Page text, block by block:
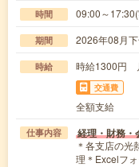
時間 09:00～
期間 2026年08月
時給 時給1300円
交通費
全額支給
仕事内容 経理・財務・
＊各支店の光
理＊Excelフ